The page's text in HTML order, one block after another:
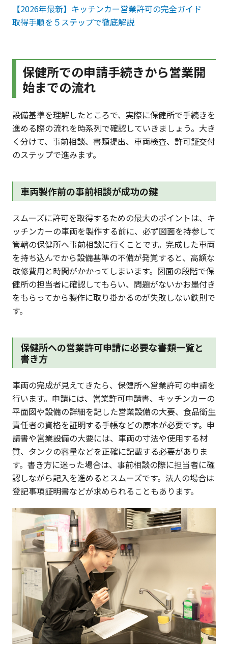
【2026年最新】キッチンカー営業許可の完全ガイド
取得手順を５ステップで徹底解説
保健所での申請手続きから営業開
始までの流れ
設備基準を理解したところで、実際に保健所で手続きを
進める際の流れを時系列で確認していきましょう。大き
く分けて、事前相談、書類提出、車両検査、許可証交付
のステップで進みます。
車両製作前の事前相談が成功の鍵
スムーズに許可を取得するための最大のポイントは、キ
ッチンカーの車両を製作する前に、必ず図面を持参して
管轄の保健所へ事前相談に行くことです。完成した車両
を持ち込んでから設備基準の不備が発覚すると、高額な
改修費用と時間がかかってしまいます。図面の段階で保
健所の担当者に確認してもらい、問題がないかお墨付き
をもらってから製作に取り掛かるのが失敗しない鉄則で
す。
保健所への営業許可申請に必要な書類一覧と
書き方
車両の完成が見えてきたら、保健所へ営業許可の申請を
行います。申請には、営業許可申請書、キッチンカーの
平面図や設備の詳細を記した営業設備の大要、食品衛生
責任者の資格を証明する手帳などの原本が必要です。申
請書や営業設備の大要には、車両の寸法や使用する材
質、タンクの容量などを正確に記載する必要がありま
す。書き方に迷った場合は、事前相談の際に担当者に確
認しながら記入を進めるとスムーズです。法人の場合は
登記事項証明書などが求められることもあります。